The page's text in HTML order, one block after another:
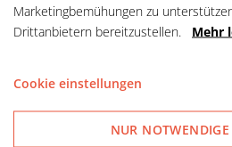
Marketingbemühungen zu
Drittanbietern bereitzustellen. Mehr
Cookie einstellungen
NUR NOTWENDIGE